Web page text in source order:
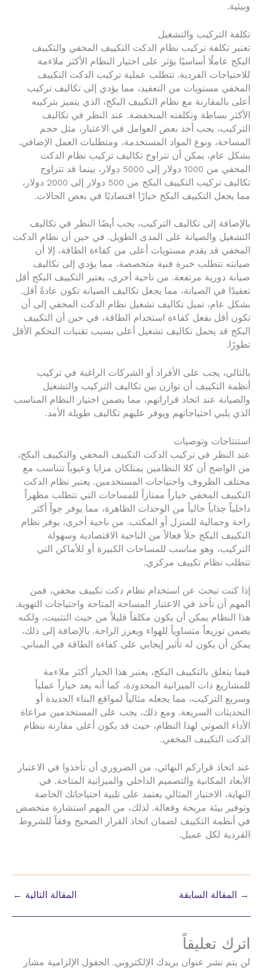
وبيئية.
تكلفة التركيب والتشغيل
تعتبر تكلفة تركيب نظام الدكت التكييف المخفي والتكييف
البكج عاملًا أساسيًا يؤثر على اختيار النظام الأكثر ملاءمة
للاحتياجات الفردية. تتطلب عملية تركيب الدكت التكييف
المخفي مستويات من التعقيد، مما يؤدي إلى تكاليف تركيب
أعلى بالمقارنة مع نظام التكييف البكج، الذي يتميز بتركيبه
الأكثر بساطة وتكلفته المنخفضة. عند النظر في تكاليف
التركيب، يجب أخذ بعض العوامل في الاعتبار، مثل حجم
المساحة، ونوع المواد المستخدمة، ومتطلبات العمل الإضافي.
بشكل عام، يمكن أن تتراوح تكاليف تركيب نظام الدكت
المخفي من 1000 دولار إلى 5000 دولار، بينما قد تتراوح
تكاليف تركيب التكييف البكج من 500 دولار إلى 2000 دولار،
مما يجعل التكييف البكج خيارًا اقتصاديًا في بعض الحالات.
بالإضافة إلى تكاليف التركيب، يجب أيضًا النظر في تكاليف
التشغيل والصيانة على المدى الطويل. في حين أن نظام الدكت
المخفي قد يقدم مستويات أعلى من كفاءة الطاقة، إلا أن
صيانته تتطلب خبرة فنية متخصصة، مما يؤدي إلى تكاليف
صيانة دورية مرتفعة. من ناحية أخرى، يعتبر التكييف البكج أقل
تعقيدًا في الصيانة، مما يجعل تكاليف الصيانة تكون عادةً أقل.
بشكل عام، تميل تكاليف تشغيل نظام الدكت المخفي إلى أن
تكون أقل بفعل كفاءة استخدام الطاقة، في حين أن التكييف
البكج قد يحمل تكاليف تشغيل أعلى بسبب تقنيات التحكم الأقل
تطورًا.
بالتالي، يجب على الأفراد أو الشركات الراغبة في تركيب
أنظمة التكييف أن توازن بين تكاليف التركيب والتشغيل
والصيانة عند اتخاذ قراراتهم، مما يضمن اختيار النظام المناسب
الذي يلبي احتياجاتهم ويوفر عليهم تكاليف طويلة الأمد.
استنتاجات وتوصيات
عند النظر في تركيب الدكت التكييف المخفي والتكييف البكج،
من الواضح أن كلا النظامين يمتلكان مزايا وعيوباً تتناسب مع
مختلف الظروف واحتياجات المستخدمين. يعتبر نظام الدكت
التكييف المخفي خياراً ممتازاً للمساحات التي تتطلب مظهراً
داخلياً جذاباً خالياً من الوحدات الظاهرة، مما يوفر جواً أكثر
راحة وجمالية للمنزل أو المكتب. من ناحية أخرى، يوفر نظام
التكييف البكج حلاً فعالاً من الناحية الاقتصادية وسهولة
التركيب، وهو مناسب للمساحات الكبيرة أو للأماكن التي
تتطلب نظام تكييف مركزي.
إذا كنت تبحث عن استخدام نظام دكت تكييف مخفي، فمن
المهم أن تأخذ في الاعتبار المساحة المتاحة واحتياجات التهوية.
هذا النظام يمكن أن يكون مكلفاً قليلاً من حيث التثبيت، ولكنه
يضمن توزيعاً متساوياً للهواء ويعزز الراحة. بالإضافة إلى ذلك،
يمكن أن يكون له تأثير إيجابي على كفاءة الطاقة في المباني.
فيما يتعلق بالتكييف البكج، يعتبر هذا الخيار أكثر ملاءمة
للمشاريع ذات الميزانية المحدودة، كما أنه يعد خياراً عملياً
وسريع التركيب، مما يجعله مثالياً لمواقع البناء الجديدة أو
التحديثات السريعة. ومع ذلك، يجب على المستخدمين مراعاة
الأداء الصوتي لهذا النظام، حيث قد يكون أعلى مقارنة بنظام
الدكت التكييف المخفي.
عند اتخاذ قراركم النهائي، من الضروري أن تأخذوا في الاعتبار
الأبعاد المكانية والتصميم الداخلي والميزانية المتاحة. في
النهاية، الاختيار المثالي يعتمد على تلبية احتياجاتك الخاصة
وتوفير بيئة مريحة وفعالة. لذلك، من المهم استشارة متخصص
في أنظمة التكييف لضمان اتخاذ القرار الصحيح وفقاً للشروط
الفردية لكل عميل.
→ المقالة السابقة المقالة التالية ←
اترك تعليقاً
لن يتم نشر عنوان بريدك الإلكتروني. الحقول الإلزامية مشار